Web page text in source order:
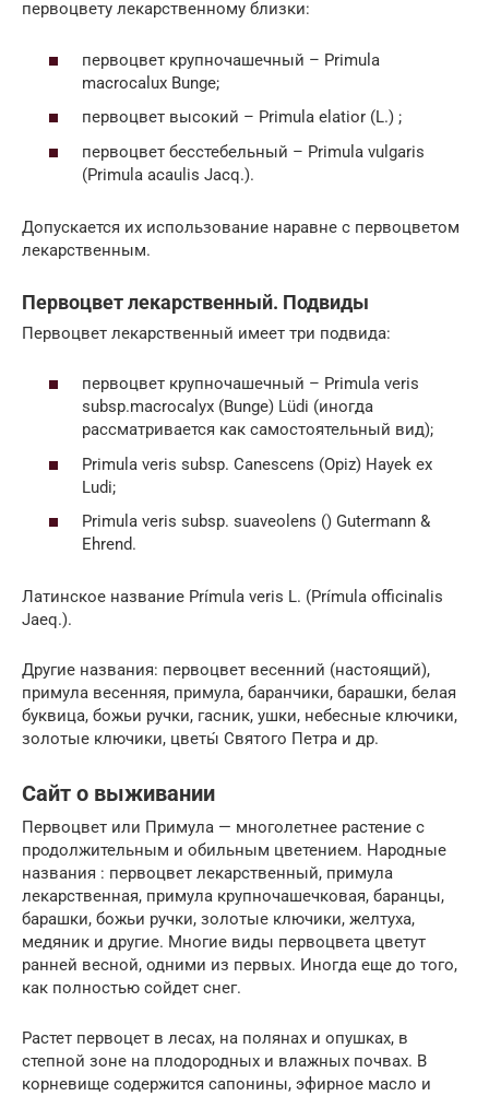
первоцвету лекарственному близки:
первоцвет крупночашечный – Primula
macrocalux Bunge;
первоцвет высокий – Primula elatior (L.) ;
первоцвет бесстебельный – Primula vulgaris
(Primula acaulis Jacq.).
Допускается их использование наравне с первоцветом
лекарственным.
Первоцвет лекарственный. Подвиды
Первоцвет лекарственный имеет три подвида:
первоцвет крупночашечный – Primula veris
subsp.macrocalyx (Bunge) Lüdi (иногда
рассматривается как самостоятельный вид);
Primula veris subsp. Canescens (Opiz) Hayek ex
Ludi;
Primula veris subsp. suaveolens () Gutermann &
Ehrend.
Латинское название Prímula veris L. (Prímula officinalis
Jaeq.).
Другие названия: первоцвет весенний (настоящий),
примула весенняя, примула, баранчики, барашки, белая
буквица, божьи ручки, гасник, ушки, небесные ключики,
золотые ключики, цветы́ Святого Петра и др.
Сайт о выживании
Первоцвет или Примула — многолетнее растение с
продолжительным и обильным цветением. Народные
названия : первоцвет лекарственный, примула
лекарственная, примула крупночашечковая, баранцы,
барашки, божьи ручки, золотые ключики, желтуха,
медяник и другие. Многие виды первоцвета цветут
ранней весной, одними из первых. Иногда еще до того,
как полностью сойдет снег.
Растет первоцет в лесах, на полянах и опушках, в
степной зоне на плодородных и влажных почвах. В
корневище содержится сапонины, эфирное масло и